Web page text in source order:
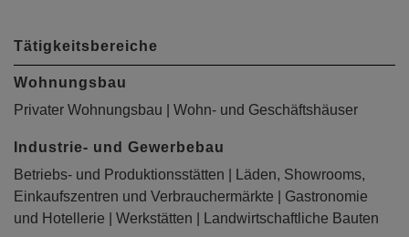
Tätigkeitsbereiche
Wohnungsbau
Privater Wohnungsbau | Wohn- und Geschäftshäuser
Industrie- und Gewerbebau
Betriebs- und Produktionsstätten | Läden, Showrooms,
Einkaufszentren und Verbrauchermärkte | Gastronomie
und Hotellerie | Werkstätten | Landwirtschaftliche Bauten